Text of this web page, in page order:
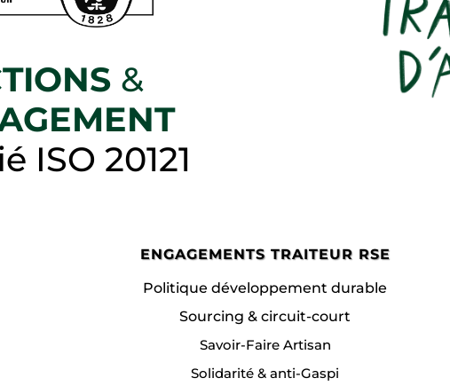
&
ISO 20121
ENGAGEMENTS TRAITEUR RSE
Politique développement durable
Sourcing & circuit-court
Savoir-Faire Artisan
Solidarité & anti-Gaspi